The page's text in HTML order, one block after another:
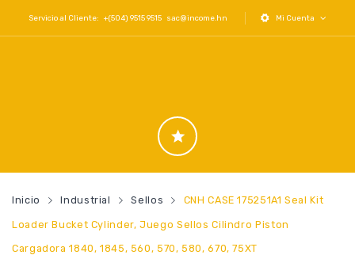
Servicio al Cliente: +(504) 9515 9515 sac@income.hn Mi Cuenta
Inicio Industrial Sellos CNH CASE 175251A1 Seal Kit
Loader Bucket Cylinder, Juego Sellos Cilindro Piston
Cargadora 1840, 1845, 560, 570, 580, 670, 75XT